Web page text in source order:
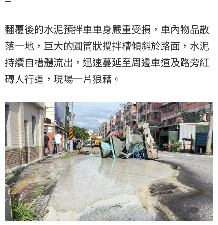
翻覆後的水泥預拌車車身嚴重受損，車內物品散
落一地，巨大的圓筒狀攪拌槽傾斜於路面，水泥
持續自槽體流出，迅速蔓延至周邊車道及路旁紅
磚人行道，現場一片狼藉。